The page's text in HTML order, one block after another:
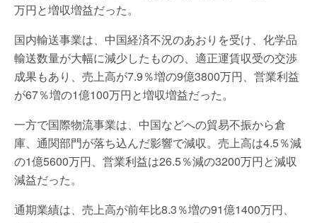
万円と増収増益だった。
国内輸送事業は、中国経済不況のあおりを受け、化学品
輸送数量が大幅に減少したものの、適正運賃収受の交渉
成果もあり、売上高が7.9％増の9億3800万円、営業利益
が67％増の1億100万円と増収増益だった。
一方で国際物流事業は、中国などへの貿易不振から倉
庫、通関部門が落ち込んだ影響で減収。売上高は4.5％減
の1億5600万円、営業利益は26.5％減の3200万円と減収
減益だった。
通期業績は、売上高が前年比8.3％増の91億1400万円、